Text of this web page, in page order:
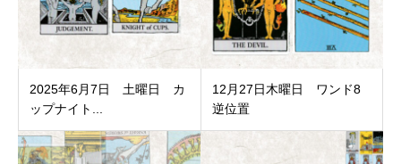
2025年6月7日 土曜日 カ
ップナイト...
12月27日木曜日 ワンド8
逆位置